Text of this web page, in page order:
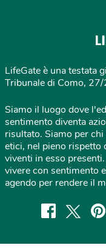
LifeGate è una testata
Tribunale di Como,
Siamo il luogo dove
sentimento diventa
risultato. Siamo per
etici, nel pieno rispetto
viventi in esso
vivere con sentimento
agendo per rendere il